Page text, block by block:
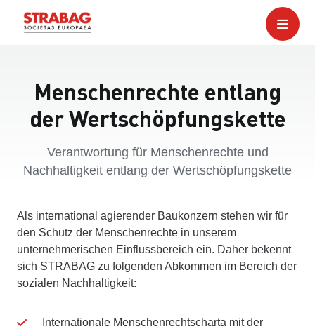
Menschenrechte entlang
der Wertschöpfungskette
Verantwortung für Menschenrechte und
Nachhaltigkeit entlang der Wertschöpfungskette
Als international agierender Baukonzern stehen wir für
den Schutz der Menschenrechte in unserem
unternehmerischen Einflussbereich ein. Daher bekennt
sich STRABAG zu folgenden Abkommen im Bereich der
sozialen Nachhaltigkeit:
Internationale Menschenrechtscharta mit der